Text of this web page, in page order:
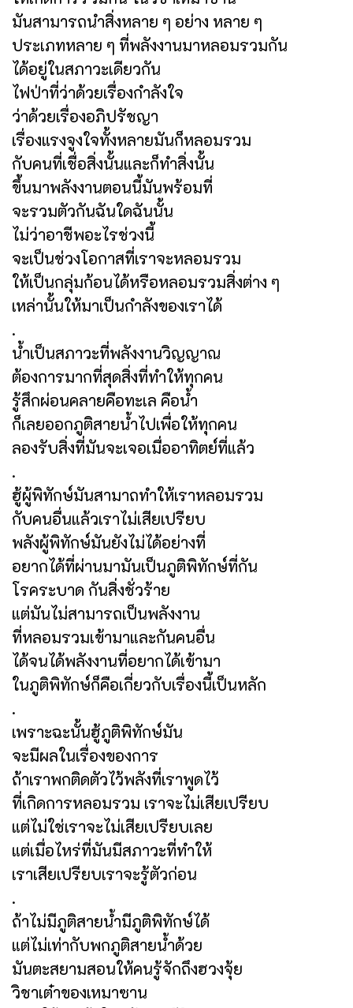
มันสามารถนำสิ่งหลาย ๆ อย่าง หลาย ๆ
ประเภทหลาย ๆ ที่พลังงานมาหลอมรวมกัน
ได้อยู่ในสภาวะเดียวกัน
ไฟป่าที่ว่าด้วยเรื่องกำลังใจ
ว่าด้วยเรื่องอภิปรัชญา
เรื่องแรงจูงใจทั้งหลายมันก็หลอมรวม
กับคนที่เชื่อสิ่งนั้นและก็ทำสิ่งนั้น
ขึ้นมาพลังงานตอนนี้มันพร้อมที่
จะรวมตัวกันฉันใดฉันนั้น
ไม่ว่าอาชีพอะไรช่วงนี้
จะเป็นช่วงโอกาสที่เราจะหลอมรวม
ให้เป็นกลุ่มก้อนได้หรือหลอมรวมสิ่งต่าง ๆ
เหล่านั้นให้มาเป็นกำลังของเราได้
.
น้ำเป็นสภาวะที่พลังงานวิญญาณ
ต้องการมากที่สุดสิ่งที่ทำให้ทุกคน
รู้สึกผ่อนคลายคือทะเล คือน้ำ
ก็เลยออกภูติสายน้ำไปเพื่อให้ทุกคน
ลองรับสิ่งที่มันจะเจอเมื่ออาทิตย์ที่แล้ว
.
ฮู้ผู้พิทักษ์มันสามาถทำให้เราหลอมรวม
กับคนอื่นแล้วเราไม่เสียเปรียบ
พลังผู้พิทักษ์มันยังไม่ได้อย่างที่
อยากได้ที่ผ่านมามันเป็นภูติพิทักษ์ที่กัน
โรคระบาด กันสิ่งชั่วร้าย
แต่มันไม่สามารถเป็นพลังงาน
ที่หลอมรวมเข้ามาและกันคนอื่น
ได้จนได้พลังงานที่อยากได้เข้ามา
ในภูติพิทักษ์ก็คือเกี่ยวกับเรื่องนี้เป็นหลัก
.
เพราะฉะนั้นฮู้ภูติพิทักษ์มัน
จะมีผลในเรื่องของการ
ถ้าเราพกติดตัวไว้พลังที่เราพูดไว้
ที่เกิดการหลอมรวม เราจะไม่เสียเปรียบ
แต่ไม่ใช่เราจะไม่เสียเปรียบเลย
แต่เมื่อไหร่ที่มันมีสภาวะที่ทำให้
เราเสียเปรียบเราจะรู้ตัวก่อน
.
ถ้าไม่มีภูติสายน้ำมีภูติพิทักษ์ได้
แต่ไม่เท่ากับพกภูติสายน้ำด้วย
มันตะสยามสอนให้คนรู้จักถึงฮวงจุ้ย
วิชาเต๋าของเหมาซาน